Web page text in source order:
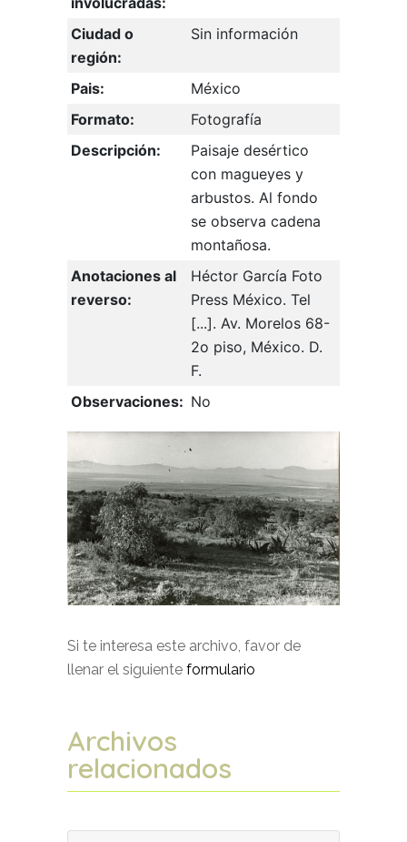
Ciudad o
región:
Sin información
Pais:
México
Formato:
Fotografía
Descripción:
Paisaje desértico
con magueyes y
arbustos. Al fondo
se observa cadena
montañosa.
Anotaciones al
reverso:
Héctor García Foto
Press México. Tel
[...]. Av. Morelos 68-
2o piso, México. D.
F.
Observaciones: No
Si te interesa este archivo, favor de
llenar el siguiente formulario
Archivos
relacionados